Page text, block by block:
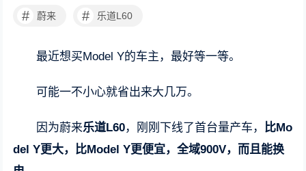
# 蔚来 # 乐道L60
最近想买Model Y的车主，最好等一等。
可能一不小心就省出来大几万。
因为蔚来乐道L60，刚刚下线了首台量产车， 比Mo
del Y更大，比Model Y更便宜，全域900V，而且能换